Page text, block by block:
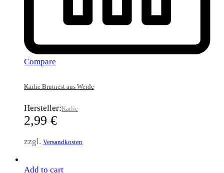
Compare
Karlie Brutnest aus Weide
Hersteller:Karlie
2,99 €
zzgl. Versandkosten
Add to cart